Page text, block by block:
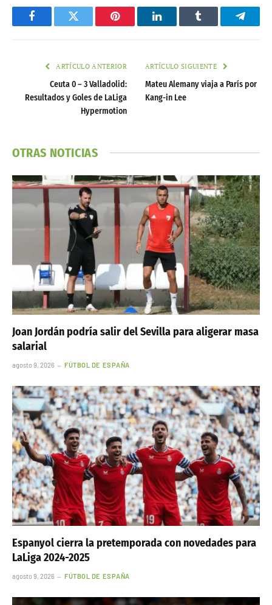
FacebookTwitter Pinterest LinkedInTumblr
ARTÍCULO ANTERIOR
Ceuta 0 – 3 Valladolid:
Resultados y Goles de LaLiga
Hypermotion
ARTÍCULO SIGUIENTE
Mateu Alemany viaja a París por
Kang-in Lee
OTRAS NOTICIAS
Joan Jordán podría salir del Sevilla para aligerar masa
salarial
agosto 9, 2026 FÚTBOL DE ESPAÑA
Espanyol cierra la pretemporada con novedades para
LaLiga 2024-2025
agosto 9, 2026 FÚTBOL DE ESPAÑA